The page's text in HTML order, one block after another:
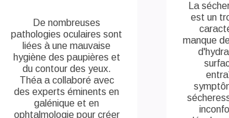
De nombreuses
pathologies oculaires sont
liées à une mauvaise
hygiène des paupières et
du contour des yeux.
Théa a collaboré avec
des experts éminents en
galénique et en
ophtalmologie pour créer
La
est un
manque